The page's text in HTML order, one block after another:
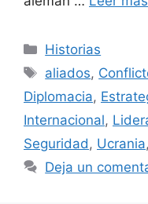
Categorías
Historias
Etiquetas
aliados,
Diplomacia,
Internacional,
Seguridad, Ucrania,
Deja un